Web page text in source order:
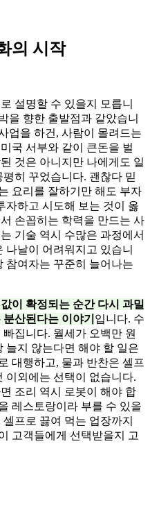
의 시작
설명할 수 있을지 모릅니
을 향한 출발점과 같았습니
업을 하건, 사람이 몰려드는
국 서부와 같이 큰돈을 벌
것은 아니지만 나에게도 일
히 꾸었습니다. 괜찮다 믿
요리를 잘하기만 해도 부자
자하고 시도해 보는 것이 옳
손꼽히는 학력을 만드는 사
기술 역시 수많은 과정에서
나날이 어려워지고 있습니
참여자는 꾸준히 늘어나는
이 확정되는 순간 다시 과밀
산된다는 이야기 입니다. 수
집니다. 월세가 오백만 원
늘지 않는다면 해야 할 일은
대행하고, 물과 반찬은 셀프
이외에는 선택이 없습니다.
조리 역시 로봇이 해야 합
레스토랑이라 부를 수 있을
프로 끓여 먹는 업장까지
고객들에게 선택받을지 고